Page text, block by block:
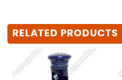
RELATED PRODUCTS